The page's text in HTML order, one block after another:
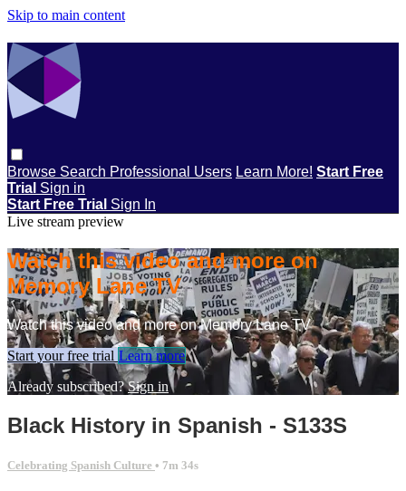
Skip to main content
Browse Search Professional Users Learn More! Start Free
Trial Sign in
Start Free Trial Sign In
Live stream preview
Watch this video and more on
Memory Lane TV
Watch this video and more on Memory Lane TV
Start your free trial Learn more
Already subscribed?Sign in
Black History in Spanish - S133S
Celebrating Spanish Culture • 7m 34s